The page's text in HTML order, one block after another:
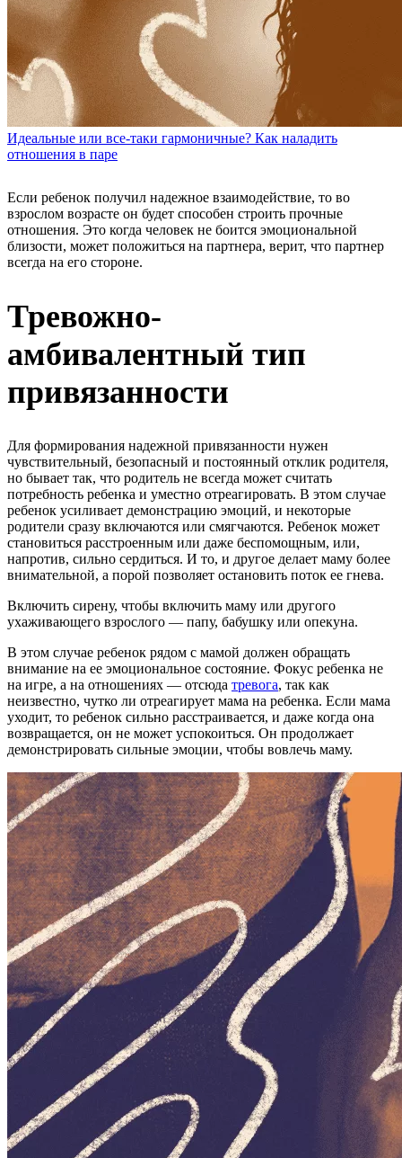
Идеальные или все-таки гармоничные? Как наладить
отношения в паре
Если ребенок получил надежное взаимодействие, то во
взрослом возрасте он будет способен строить прочные
отношения. Это когда человек не боится эмоциональной
близости, может положиться на партнера, верит, что партнер
всегда на его стороне.
Тревожно-
амбивалентный тип
привязанности
Для формирования надежной привязанности нужен
чувствительный, безопасный и постоянный отклик родителя,
но бывает так, что родитель не всегда может считать
потребность ребенка и уместно отреагировать. В этом случае
ребенок усиливает демонстрацию эмоций, и некоторые
родители сразу включаются или смягчаются. Ребенок может
становиться расстроенным или даже беспомощным, или,
напротив, сильно сердиться. И то, и другое делает маму более
внимательной, а порой позволяет остановить поток ее гнева.
Включить сирену, чтобы включить маму или другого
ухаживающего взрослого — папу, бабушку или опекуна.
В этом случае ребенок рядом с мамой должен обращать
внимание на ее эмоциональное состояние. Фокус ребенка не
на игре, а на отношениях — отсюда тревога, так как
неизвестно, чутко ли отреагирует мама на ребенка. Если мама
уходит, то ребенок сильно расстраивается, и даже когда она
возвращается, он не может успокоиться. Он продолжает
демонстрировать сильные эмоции, чтобы вовлечь маму.